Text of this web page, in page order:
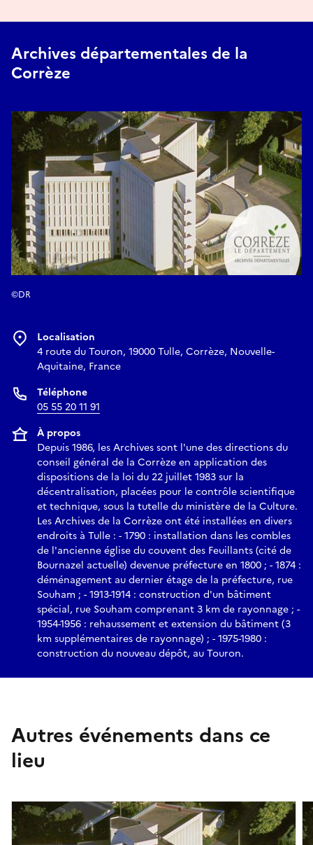
Archives départementales de la
Corrèze
©DR
Localisation
4 route du Touron, 19000 Tulle, Corrèze, Nouvelle-
Aquitaine, France
Téléphone
05 55 20 11 91
À propos
Depuis 1986, les Archives sont l'une des directions du
conseil général de la Corrèze en application des
dispositions de la loi du 22 juillet 1983 sur la
décentralisation, placées pour le contrôle scientifique
et technique, sous la tutelle du ministère de la Culture.
Les Archives de la Corrèze ont été installées en divers
endroits à Tulle : - 1790 : installation dans les combles
de l'ancienne église du couvent des Feuillants (cité de
Bournazel actuelle) devenue préfecture en 1800 ; - 1874 :
déménagement au dernier étage de la préfecture, rue
Souham ; - 1913-1914 : construction d'un bâtiment
spécial, rue Souham comprenant 3 km de rayonnage ; -
1954-1956 : rehaussement et extension du bâtiment (3
km supplémentaires de rayonnage) ; - 1975-1980 :
construction du nouveau dépôt, au Touron.
Autres événements dans ce
lieu